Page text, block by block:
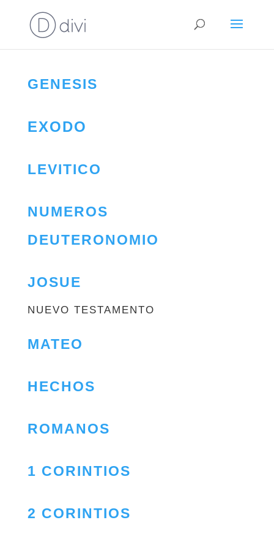
GENESIS
EXODO
LEVITICO
NUMEROS
DEUTERONOMIO
JOSUE
NUEVO TESTAMENTO
MATEO
HECHOS
ROMANOS
1 CORINTIOS
2 CORINTIOS